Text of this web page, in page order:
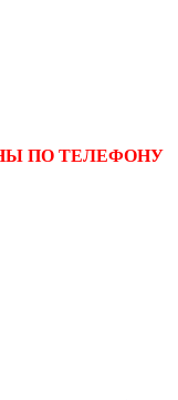
ПО ТЕЛЕФОНУ